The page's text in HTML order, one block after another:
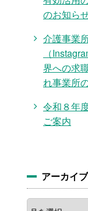
のお知ら
介護事業
（
界への求
れ事業所
令和８年
ご案内
アーカイブ
ア